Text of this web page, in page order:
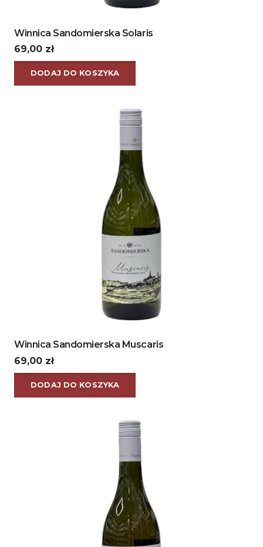
Winnica Sandomierska Solaris
69,00 zł
DODAJ DO KOSZYKA
Winnica Sandomierska Muscaris
69,00 zł
DODAJ DO KOSZYKA